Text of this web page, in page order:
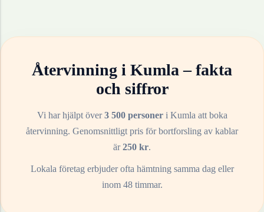
Återvinning i Kumla– fakta
och siffror
Vi har hjälpt över3 500 personeri Kumla att boka
återvinning. Genomsnittligt pris för bortforsling av kablar
är250 kr.
Lokala företag erbjuder ofta hämtning samma dag eller
inom 48 timmar.